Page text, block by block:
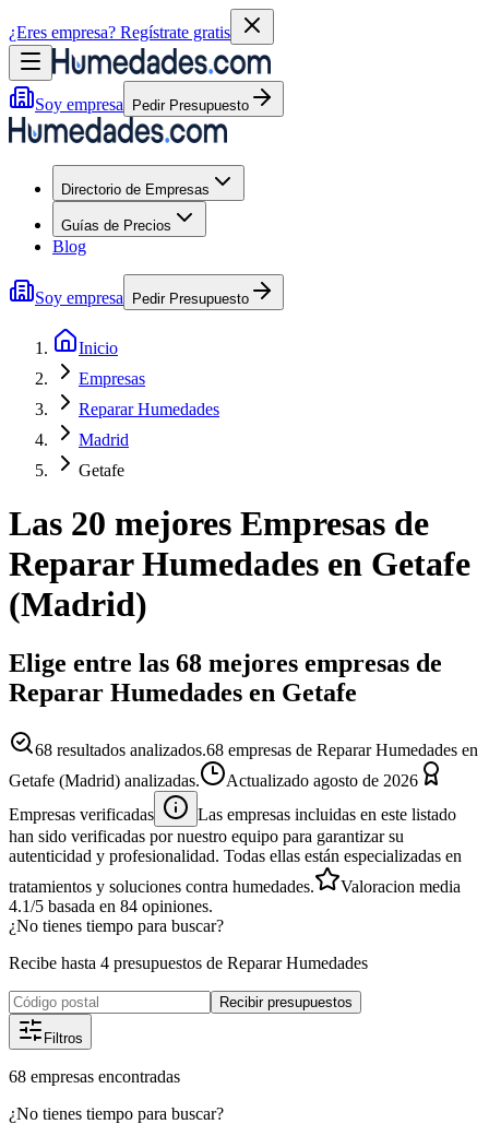
¿Eres empresa? Regístrate gratis
Soy empresa Pedir Presupuesto
Directorio de Empresas
Guías de Precios
Blog
Soy empresa Pedir Presupuesto
Inicio
Empresas
Reparar Humedades
Madrid
Getafe
Las 20 mejores Empresas de
Reparar Humedades en Getafe
(Madrid)
Elige entre las 68 mejores empresas de
Reparar Humedades en Getafe
68 resultados analizados.68 empresas de Reparar Humedades en
Getafe (Madrid) analizadas.
Actualizado agosto de 2026
Empresas verificadas
Las empresas incluidas en este listado
han sido verificadas por nuestro equipo para garantizar su
autenticidad y profesionalidad. Todas ellas están especializadas en
tratamientos y soluciones contra humedades.
Valoracion media
4.1/5 basada en 84 opiniones.
¿No tienes tiempo para buscar?
Recibe hasta 4 presupuestos de Reparar Humedades
Recibir presupuestos
Filtros
68 empresas encontradas
¿No tienes tiempo para buscar?